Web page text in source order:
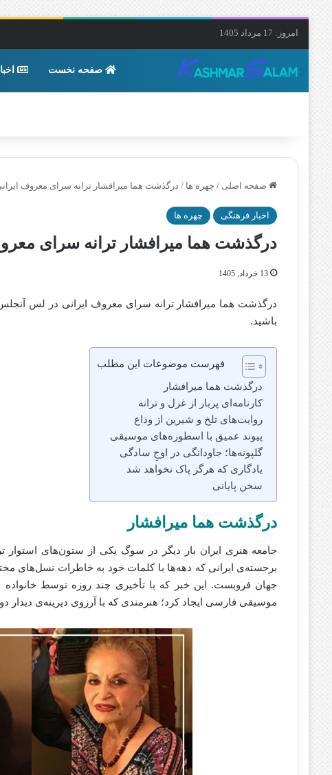
امروز: 17 مرداد 1405
صفحه نخست
صفحه اصلی / چهره ها / درگذشت هما میرافشار ترانه سرای معروف
اخبار فرهنگی چهره ها
درگذشت هما میرافشار ترانه سرای
13 خرداد, 1405
درگذشت هما میرافشار ترانه سرای معروف ایرانی در لس
باشید.
فهرست موضوعات این مطلب
درگذشت هما میرافشار
کارنامه‌ای پربار از غزل و ترانه
روایت‌های تلخ و شیرین از وداع
پیوند عمیق با اسطوره‌های موسیقی
گلپونه‌ها؛ جاودانگی در اوجِ سادگی
یادگاری که هرگز پاک نخواهد شد
سخن پایانی
درگذشت هما میرافشار
جامعه هنری ایران بار دیگر در سوگ یکی از ستون‌های
برجسته‌ی ایرانی که دهه‌ها با کلمات خود به خاطرات نسل‌های
جهان فروبست. این خبر که با تأخیری چند روزه توسط خانواده
موسیقی فارسی ایجاد کرد؛ هنرمندی که با آرزوی دیرینه‌ی دیدار